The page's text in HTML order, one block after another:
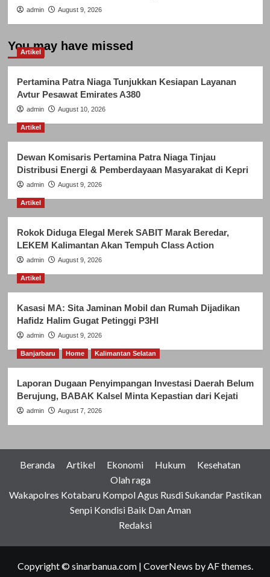
admin August 9, 2026
You may have missed
Artikel
Pertamina Patra Niaga Tunjukkan Kesiapan Layanan
Avtur Pesawat Emirates A380
admin August 10, 2026
Artikel
Dewan Komisaris Pertamina Patra Niaga Tinjau
Distribusi Energi & Pemberdayaan Masyarakat di Kepri
admin August 9, 2026
Artikel
Rokok Diduga Elegal Merek SABIT Marak Beredar,
LEKEM Kalimantan Akan Tempuh Class Action
admin August 9, 2026
Artikel
Kasasi MA: Sita Jaminan Mobil dan Rumah Dijadikan
Hafidz Halim Gugat Petinggi P3HI
admin August 9, 2026
Banjarbaru Home Kalimantan Selatan
Laporan Dugaan Penyimpangan Investasi Daerah Belum
Berujung, BABAK Kalsel Minta Kepastian dari Kejati
admin August 7, 2026
Beranda Artikel Ekonomi Hukum
Kesehatan
Olah raga
Wakapolres Kotabaru Kompol Agus Rusdi Sukandar Pastikan
Senpi Kondisi Baik Dan Aman
Redaksi
Copyright © sinarbanua.com | CoverNews by AF themes.